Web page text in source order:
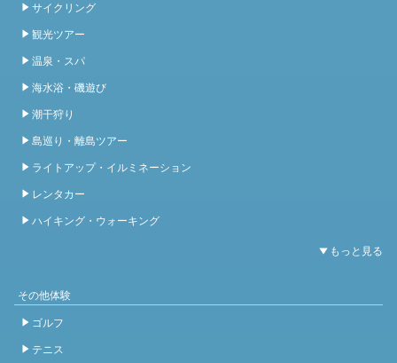
サイクリング
観光ツアー
温泉・スパ
海水浴・磯遊び
潮干狩り
島巡り・離島ツアー
ライトアップ・イルミネーション
レンタカー
ハイキング・ウォーキング
その他体験
ゴルフ
テニス